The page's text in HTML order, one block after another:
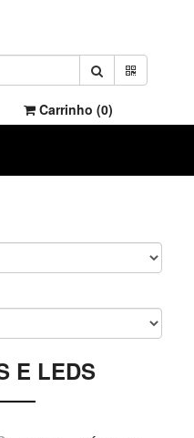
Carrinho (0)
E LEDS